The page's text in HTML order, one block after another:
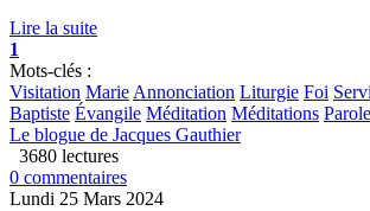
Lire la suite
1
Mots-clés :
Visitation Marie Annonciation Liturgie Foi
Baptiste Évangile Méditation Méditations Parole
Le blogue de Jacques Gauthier
3680 lectures
0 commentaires
Lundi 25 Mars 2024